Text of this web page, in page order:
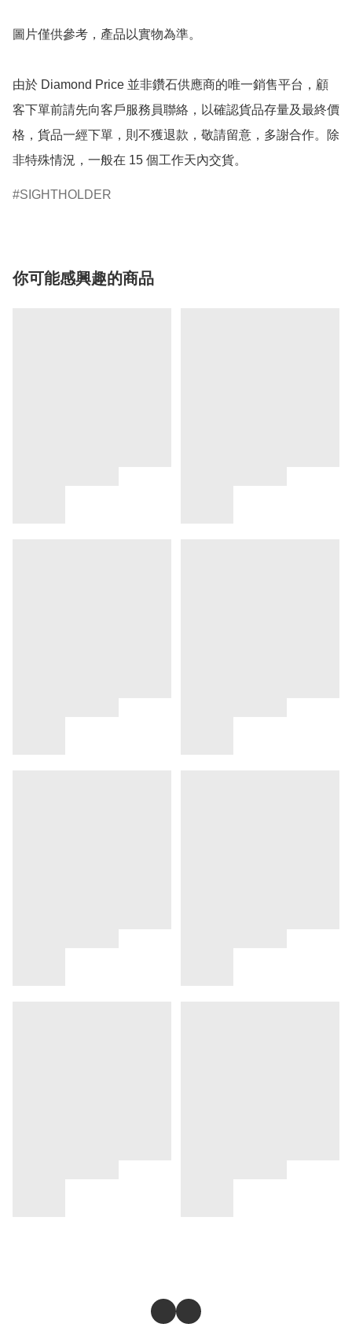
圖片僅供參考，產品以實物為準。
由於 Diamond Price 並非鑽石供應商的唯一銷售平台，顧
客下單前請先向客戶服務員聯絡，以確認貨品存量及最終價
格，貨品一經下單，則不獲退款，敬請留意，多謝合作。除
非特殊情況，一般在 15 個工作天內交貨。
SIGHTHOLDER
你可能感興趣的商品